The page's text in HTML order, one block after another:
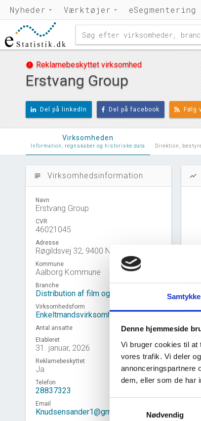
Samtykke
Denne hjemmeside
Vi bruger cookies til at
vores trafik. Vi deler
annonceringspartnere
dem, eller som de har
Nødvendig
Nyheder Værktøjer eSegmentering
error Reklamebeskyttet virksomhed
Erstvang Group
Del på linkedIn Del på facebook Følg
Virksomheden
Information, regnskaber og historiske data Direktion,
subject Virksomhedsinformation
Navn
Erstvang Group
CVR
46021045
Adresse
Røgildsvej 32, 9400 Nørresundby
Kommune
Aalborg Kommune
Branche
Distribution af film og videoer
Virksomhedsform
Enkeltmandsvirksomhed
Antal ansatte
Etableret
31. januar, 2026
Reklamebeskyttet
Ja
Telefon
28837323
Email
Knudsensander1@gmail.com
show_chart